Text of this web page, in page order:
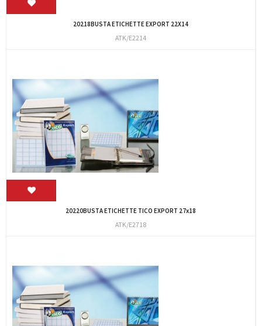
20218BUSTA ETICHETTE EXPORT 22X14
ATK/E2214
20220BUSTA ETICHETTE TICO EXPORT 27x18
ATK/E2718